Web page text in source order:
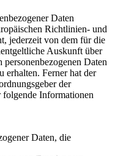
Daten
Richtlinien- und
jederzeit von dem für die
Auskunft über
personenbezogenen Daten
erhalten. Ferner hat der
der
Informationen
Daten, die